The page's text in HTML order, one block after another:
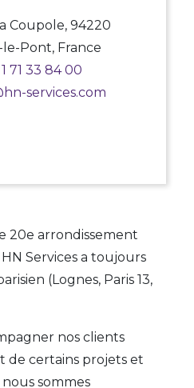
Coupole, 94220
Pont, France
71 33 84 00
services.com
20e arrondissement
Services a toujours
(Lognes, Paris 13,
nos clients
de certains projets et
sommes